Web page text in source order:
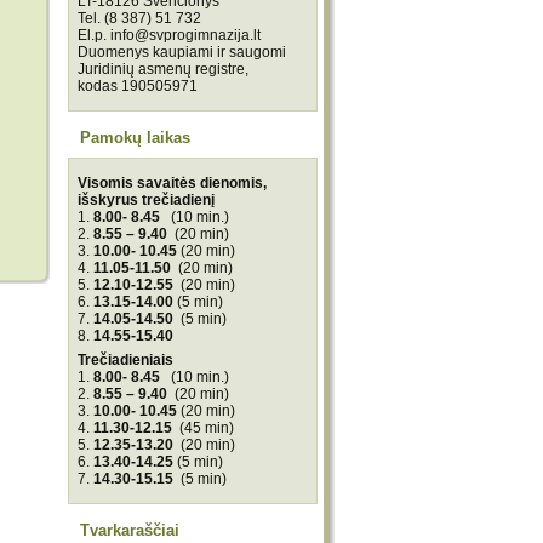
Tel. (8 387) 51 732
El.p. info@svprogimnazija.lt
Duomenys kaupiami ir saugomi
Juridinių asmenų registre,
kodas 190505971
Pamokų laikas
Visomis savaitės dienomis,
išskyrus trečiadienį
1. 8.00- 8.45
(10 min.)
2. 8.55 – 9.40 (20 min)
3. 10.00- 10.45 (20 min)
4. 11.05-11.50 (20 min)
5. 12.10-12.55 (20 min)
6. 13.15-14.00 (5 min)
7. 14.05-14.50 (5 min)
8. 14.55-15.40
Trečiadieniais
1. 8.00- 8.45
(10 min.)
2. 8.55 – 9.40 (20 min)
3. 10.00- 10.45 (20 min)
4. 11.30-12.15 (45 min)
5. 12.35-13.20 (20 min)
6. 13.40-14.25 (5 min)
7. 14.30-15.15 (5 min)
Tvarkaraščiai